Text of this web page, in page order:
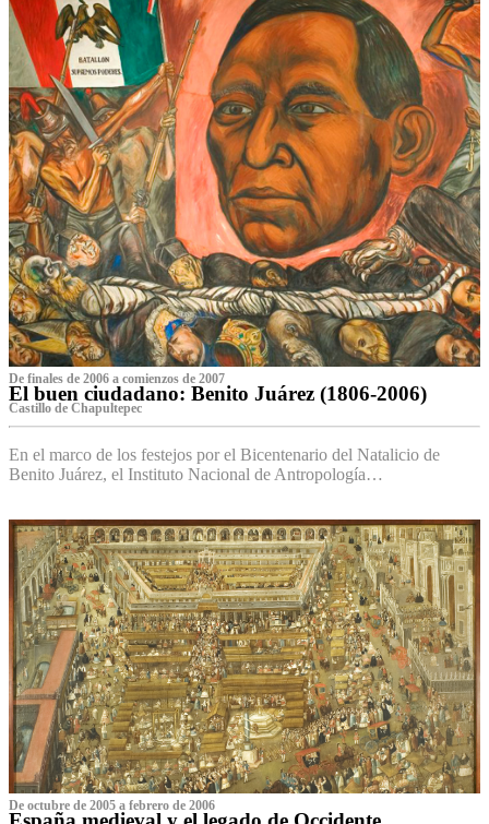
De finales de 2006 a comienzos de 2007
El buen ciudadano: Benito Juárez (1806-2006)
Castillo de Chapultepec
En el marco de los festejos por el Bicentenario del Natalicio de
Benito Juárez, el Instituto Nacional de Antropología…
De octubre de 2005 a febrero de 2006